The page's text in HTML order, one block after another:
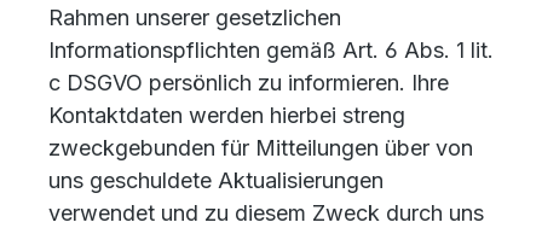
Rahmen unserer gesetzlichen
Informationspflichten gemäß Art. 6 Abs. 1 lit.
c DSGVO persönlich zu informieren. Ihre
Kontaktdaten werden hierbei streng
zweckgebunden für Mitteilungen über von
uns geschuldete Aktualisierungen
verwendet und zu diesem Zweck durch uns